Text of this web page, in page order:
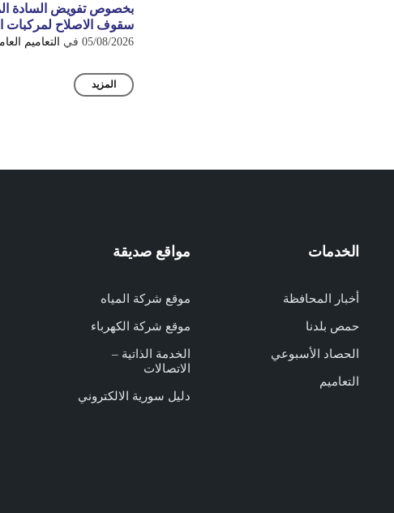
بخصوص تفويض السادة
سقوف الاصلاح لمركبات
05/08/2026 في التعاميم
المزيد
الخدمات
أخبار المحافظة
حمص بلدنا
الحصاد الأسبوعي
التعاميم
مواقع صديقة
موقع شركة المياه
موقع شركة الكهرباء
الخدمة الذاتية –
الاتصالات
دليل سورية الالكتروني